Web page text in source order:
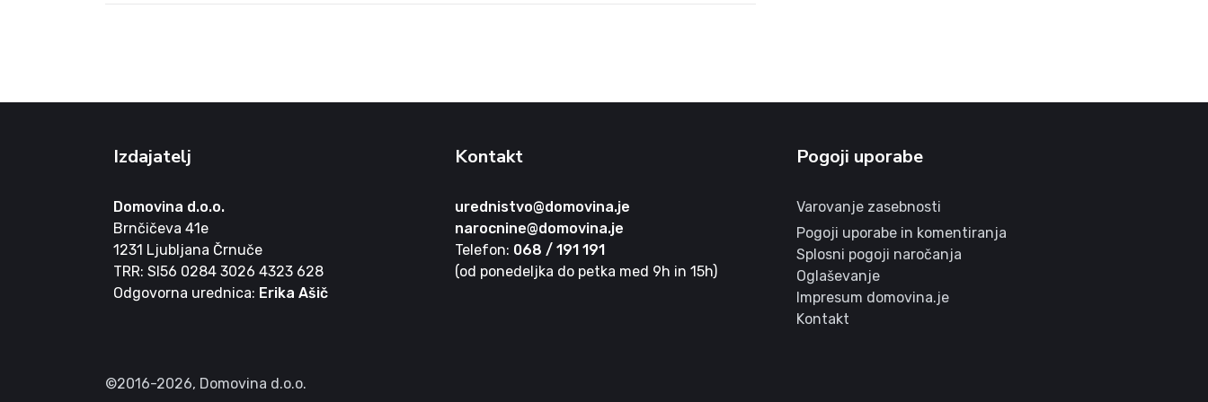
Izdajatelj
Domovina d.o.o.
Brnčičeva 41e
1231 Ljubljana Črnuče
TRR: SI56 0284 3026 4323 628
Odgovorna urednica: Erika Ašič
Kontakt
urednistvo@domovina.je
narocnine@domovina.je
Telefon: 068 / 191 191
(od ponedeljka do petka med 9h in 15h)
Pogoji uporabe
Varovanje zasebnosti
Pogoji uporabe in komentiranja
Splosni pogoji naročanja
Oglaševanje
Impresum domovina.je
Kontakt
©2016-2026, Domovina d.o.o.